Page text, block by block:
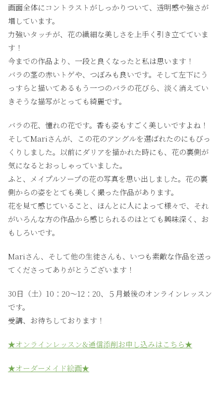
画面全体にコントラストがしっかりついて、透明感や強さが
増しています。
力強いタッチが、花の繊細な美しさを上手く引き立てていま
す！
今までの作品より、一段と良くなったと私は思います！
バラの茎の赤いトゲや、つぼみも良いです。そして左下にう
っすらと描いてあるもう一つのバラの花びら、淡く消えてい
きそうな描写がとっても綺麗です。
バラの花、憧れの花です。香も姿もすごく美しいですよね！
そしてMariさんが、この花のアングルを選ばれたのにもびっ
くりしました。以前にダリアを描かれた時にも、花の裏側が
気になるとおっしゃっていました。
ふと、メイプルソープの花の写真を思い出しました。花の裏
側からの姿をとても美しく撮った作品があります。
花を見て感じていること、ほんとに人によって様々で、それ
がいろんな方の作品から感じられるのはとても興味深く、お
もしろいです。
Mariさん、そして他の生徒さんも、いつも素敵な作品を送っ
てくださってありがとうございます！
30日（土）10：20〜12：20、５月最後のオンラインレッスン
です。
受講、お待ちしております！
★オンラインレッスン&通信添削お申し込みはこちら★
★オーダーメイド絵画★